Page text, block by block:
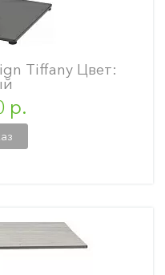
Tiffany Цвет:
р.